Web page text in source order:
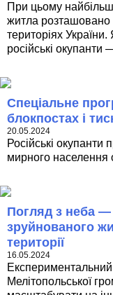
При цьому
житла
територіях
російські окупанти
Спеціальне
блокпостах і
20.05.2024
Російські окупанти
мирного населення
Погляд з неба —
зруйнованого
території
16.05.2024
Мелітопольської